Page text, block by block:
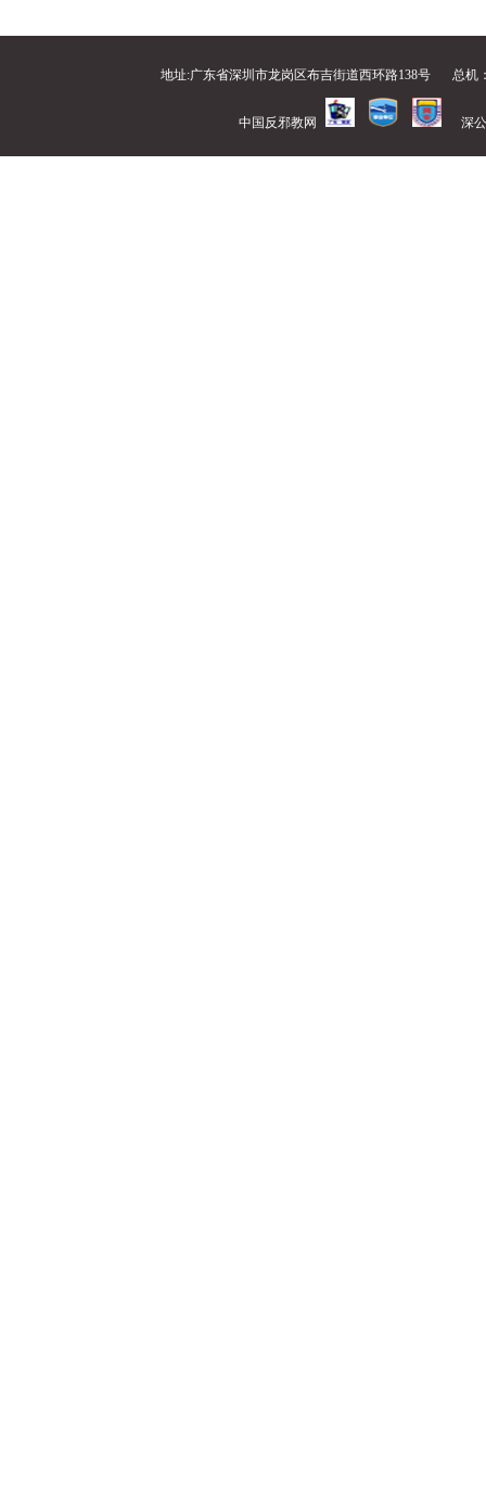
地址:广东省深圳市龙岗区布吉街道西环路138号 总机
中国反邪教网 深